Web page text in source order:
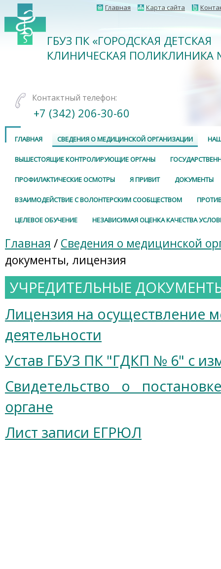
Главная Карта сайта
ГБУЗ ПК «ГОРОДСКАЯ ДЕТСКАЯ
КЛИНИЧЕСКАЯ ПОЛИКЛИНИКА
Контактный телефон:
+7 (342) 206-30-60
ГЛАВНАЯ СВЕДЕНИЯ О МЕДИЦИНСКОЙ ОРГАНИЗАЦИИ
ВЫШЕСТОЯЩИЕ КОНТРОЛИРУЮЩИЕ ОРГАНЫ
ПРОФИЛАКТИЧЕСКИЕ ОСМОТРЫ Я ПРИВИТ ДОКУМЕНТЫ
ВЗАИМОДЕЙСТВИЕ С ВОЛОНТЕРСКИМ СООБЩЕСТВОМ
ЦЕЛЕВОЕ ОБУЧЕНИЕ НЕЗАВИСИМАЯ ОЦЕНКА КАЧЕСТВА
Главная / Сведения о медицинской
документы, лицензия
УЧРЕДИТЕЛЬНЫЕ
Лицензия на осуществление
деятельности
Устав ГБУЗ ПК "ГДКП № 6" с
Свидетельство о
органе
Лист записи ЕГРЮЛ